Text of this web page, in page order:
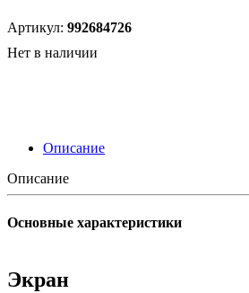
Артикул: 992684726
Нет в наличии
Описание
Описание
Основные характеристики
Экран